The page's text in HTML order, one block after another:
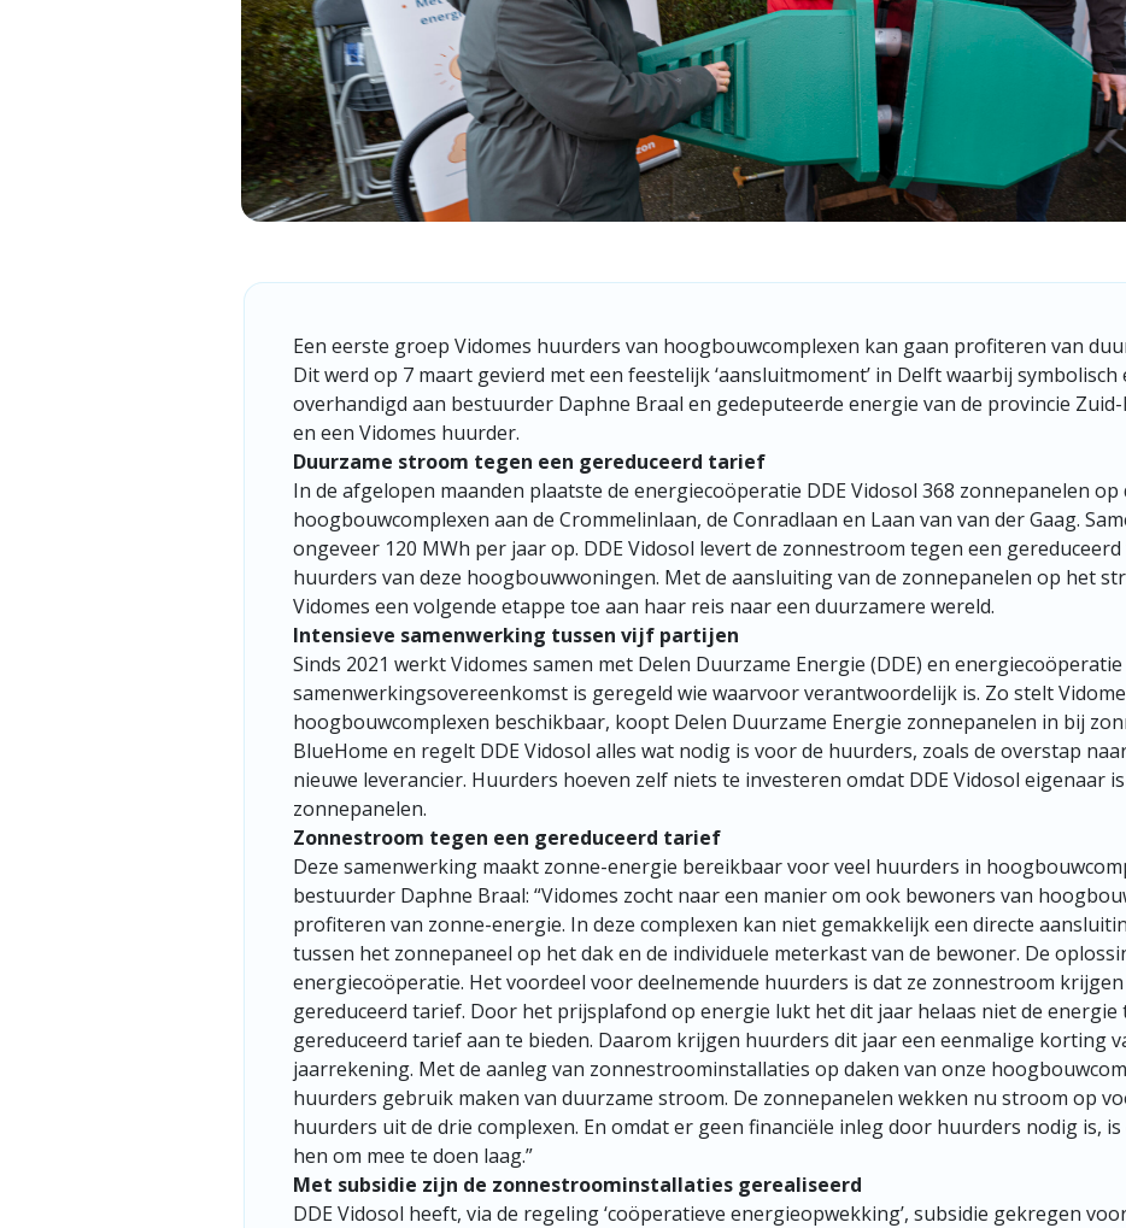
Een eerste groep Vidomes huurders van hoogbouwcomplexen kan gaan profiteren van
Dit werd op 7 maart gevierd met een feestelijk ‘aansluitmoment’ in Delft waarbij
overhandigd aan bestuurder Daphne Braal en gedeputeerde energie van de provincie
en een Vidomes huurder.
Duurzame stroom tegen een gereduceerd tarief
In de afgelopen maanden plaatste de energiecoöperatie DDE Vidosol 368 zonnepanelen op
hoogbouwcomplexen aan de Crommelinlaan, de Conradlaan en Laan van van der Gaag.
ongeveer 120 MWh per jaar op. DDE Vidosol levert de zonnestroom tegen een
huurders van deze hoogbouwwoningen. Met de aansluiting van de zonnepanelen op het
Vidomes een volgende etappe toe aan haar reis naar een duurzamere wereld.
Intensieve samenwerking tussen vijf partijen
Sinds 2021 werkt Vidomes samen met Delen Duurzame Energie (DDE) en energiecoöperatie
samenwerkingsovereenkomst is geregeld wie waarvoor verantwoordelijk is. Zo stelt
hoogbouwcomplexen beschikbaar, koopt Delen Duurzame Energie zonnepanelen in bij
BlueHome en regelt DDE Vidosol alles wat nodig is voor de huurders, zoals de overstap
nieuwe leverancier. Huurders hoeven zelf niets te investeren omdat DDE Vidosol eigenaar
zonnepanelen.
Zonnestroom tegen een gereduceerd tarief
Deze samenwerking maakt zonne-energie bereikbaar voor veel huurders in
bestuurder Daphne Braal: “Vidomes zocht naar een manier om ook bewoners van
profiteren van zonne-energie. In deze complexen kan niet gemakkelijk een directe
tussen het zonnepaneel op het dak en de individuele meterkast van de bewoner. De
energiecoöperatie. Het voordeel voor deelnemende huurders is dat ze zonnestroom
gereduceerd tarief. Door het prijsplafond op energie lukt het dit jaar helaas niet de energie
gereduceerd tarief aan te bieden. Daarom krijgen huurders dit jaar een eenmalige korting
jaarrekening. Met de aanleg van zonnestroominstallaties op daken van onze
huurders gebruik maken van duurzame stroom. De zonnepanelen wekken nu stroom op
huurders uit de drie complexen. En omdat er geen financiële inleg door huurders nodig is,
hen om mee te doen laag.”
Met subsidie zijn de zonnestroominstallaties gerealiseerd
DDE Vidosol heeft, via de regeling ‘coöperatieve energieopwekking’, subsidie gekregen